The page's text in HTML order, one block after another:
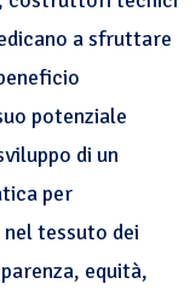
a sfruttare
potenziale
di un
per
tessuto dei
equità,